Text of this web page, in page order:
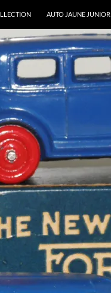
AUTO JAUNE JUNIOR